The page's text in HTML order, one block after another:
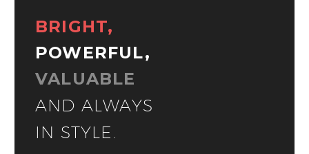
BRIGHT,
POWERFUL,
VALUABLE
AND ALWAYS
IN STYLE.